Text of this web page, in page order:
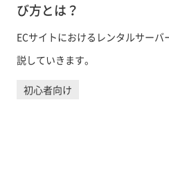
び方とは？
ECサイトにおけるレンタルサー
説していきます。
初心者向け